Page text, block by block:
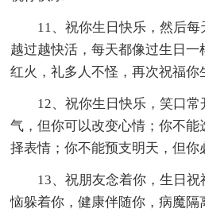
11、祝你生日快乐，然后
越过越快活，每天都像过生日
红火，礼多人不怪，再次祝福你
12、祝你生日快乐，笑口
气，但你可以改变心情；你不
择表情；你不能预支明天，但你
13、祝朋友念着你，生日
恼躲着你，健康伴随你，病魔隔